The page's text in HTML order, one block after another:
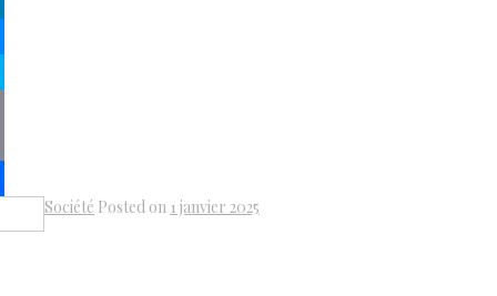
Share
Société Posted on 1 janvier 2025